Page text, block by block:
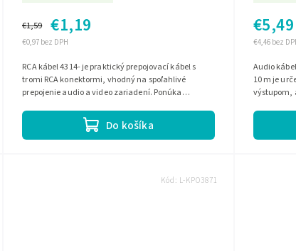
€0,97 bez DPH
€1,59 €1,19
Do košíka
RCA kábel 4314- je praktický prepojovací kábel s
tromi RCA konektormi, vhodný na spoľahlivé
prepojenie audio a video zariadení. Ponúka
€4,46 bez
€5,49
Audio
10 m je
výstupom,
Kód: L-KPO3871